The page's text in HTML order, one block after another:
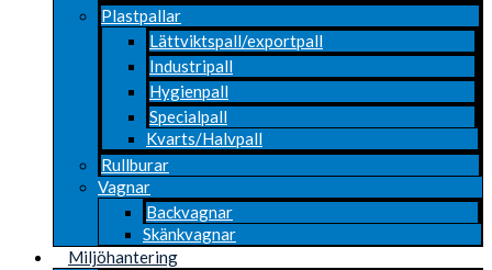
Plastpallar
Lättviktspall/exportpall
Industripall
Hygienpall
Specialpall
Kvarts/Halvpall
Rullburar
Vagnar
Backvagnar
Skänkvagnar
Miljöhantering